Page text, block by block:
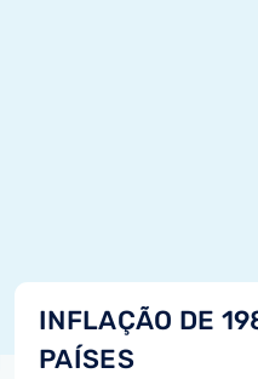
INFLAÇÃO DE
PAÍSES